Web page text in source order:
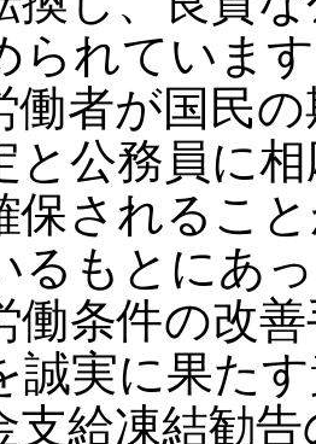
られていま
者が国民
と公務員に
保されるこ
るもとにあ
働条件の改
誠実に果た
支給凍結勧